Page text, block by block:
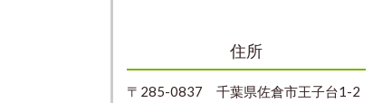
住所
〒285-0837 千葉県佐倉市王子台1-2